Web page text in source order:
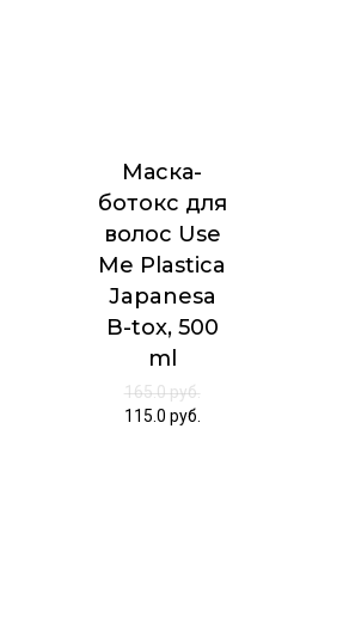
Маска-
ботокс для
волос Use
Me Plastica
Japanesa
B-tox, 500
ml
165.0руб.
115.0 руб.